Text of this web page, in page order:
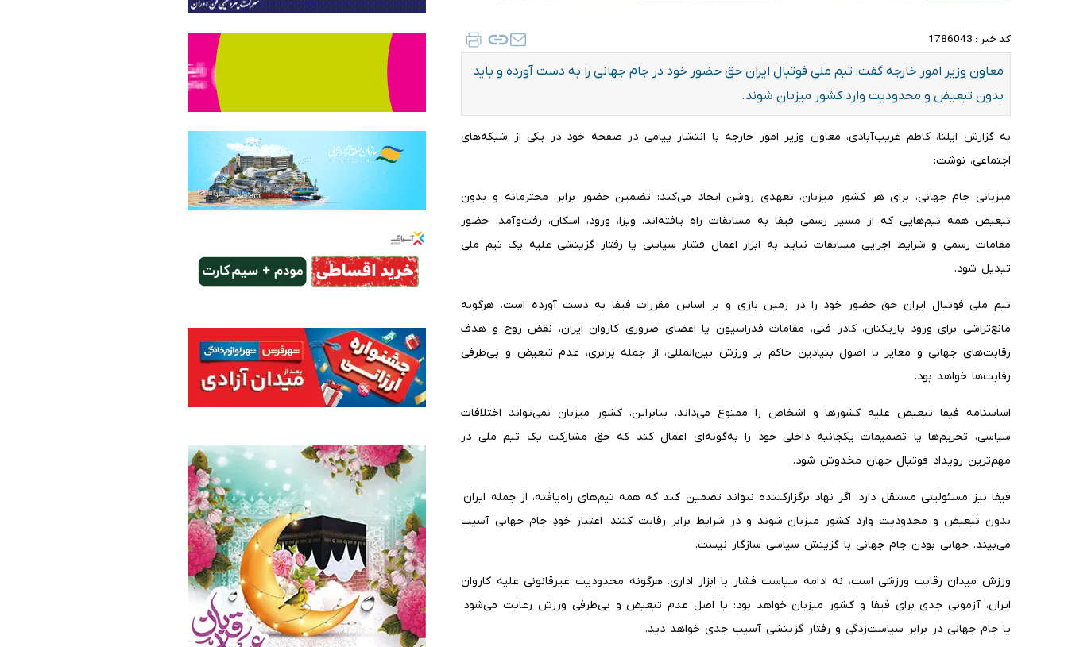
کد خبر : 1786043
معاون وزیر امور خارجه گفت: تیم ملی فوتبال ایران حق حضور خود در جام جهانی را به دست آورده و باید
بدون تبعیض و محدودیت وارد کشور میزبان شوند.
به گزارش ایلنا، کاظم‌ غریب‌آبادی، معاون وزیر امور خارجه با انتشار پیامی در صفحه خود در یکی از شبکه‌های
اجتماعی، نوشت:
میزبانی جام جهانی، برای هر کشور میزبان، تعهدی روشن ایجاد می‌کند: تضمین حضور برابر، محترمانه و بدون
تبعیض همه تیم‌هایی که از مسیر رسمی فیفا به مسابقات راه یافته‌اند. ویزا، ورود، اسکان، رفت‌وآمد، حضور
مقامات رسمی و شرایط اجرایی مسابقات نباید به ابزار اعمال فشار سیاسی یا رفتار گزینشی علیه یک تیم ملی
تبدیل شود.
تیم ملی فوتبال ایران حق حضور خود را در زمین بازی و بر اساس مقررات فیفا به دست آورده است. هرگونه
مانع‌تراشی برای ورود بازیکنان، کادر فنی، مقامات فدراسیون یا اعضای ضروری کاروان ایران، نقض روح و هدف
رقابت‌های جهانی و مغایر با اصول بنیادین حاکم بر ورزش بین‌المللی، از جمله برابری، عدم تبعیض و بی‌طرفی
رقابت‌ها خواهد بود.
اساسنامه فیفا تبعیض علیه کشورها و اشخاص را ممنوع می‌داند. بنابراین، کشور میزبان نمی‌تواند اختلافات
سیاسی، تحریم‌ها یا تصمیمات یکجانبه داخلی خود را به‌گونه‌ای اعمال کند که حق مشارکت یک تیم ملی در
مهم‌ترین رویداد فوتبال جهان مخدوش شود.
فیفا نیز مسئولیتی مستقل دارد. اگر نهاد برگزارکننده نتواند تضمین کند که همه تیم‌های راه‌یافته، از جمله ایران،
بدون تبعیض و محدودیت وارد کشور میزبان شوند و در شرایط برابر رقابت کنند، اعتبار خودِ جام جهانی آسیب
می‌بیند. جهانی بودن جام جهانی با گزینش سیاسی سازگار نیست.
ورزش میدان رقابت ورزشی است، نه ادامه سیاست فشار با ابزار اداری. هرگونه محدودیت غیرقانونی علیه کاروان
ایران، آزمونی جدی برای فیفا و کشور میزبان خواهد بود: یا اصل عدم تبعیض و بی‌طرفی ورزش رعایت می‌شود،
یا جام جهانی در برابر سیاست‌زدگی و رفتار گزینشی آسیب جدی خواهد دید.